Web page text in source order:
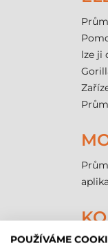
lze ji
POUŽÍVÁME